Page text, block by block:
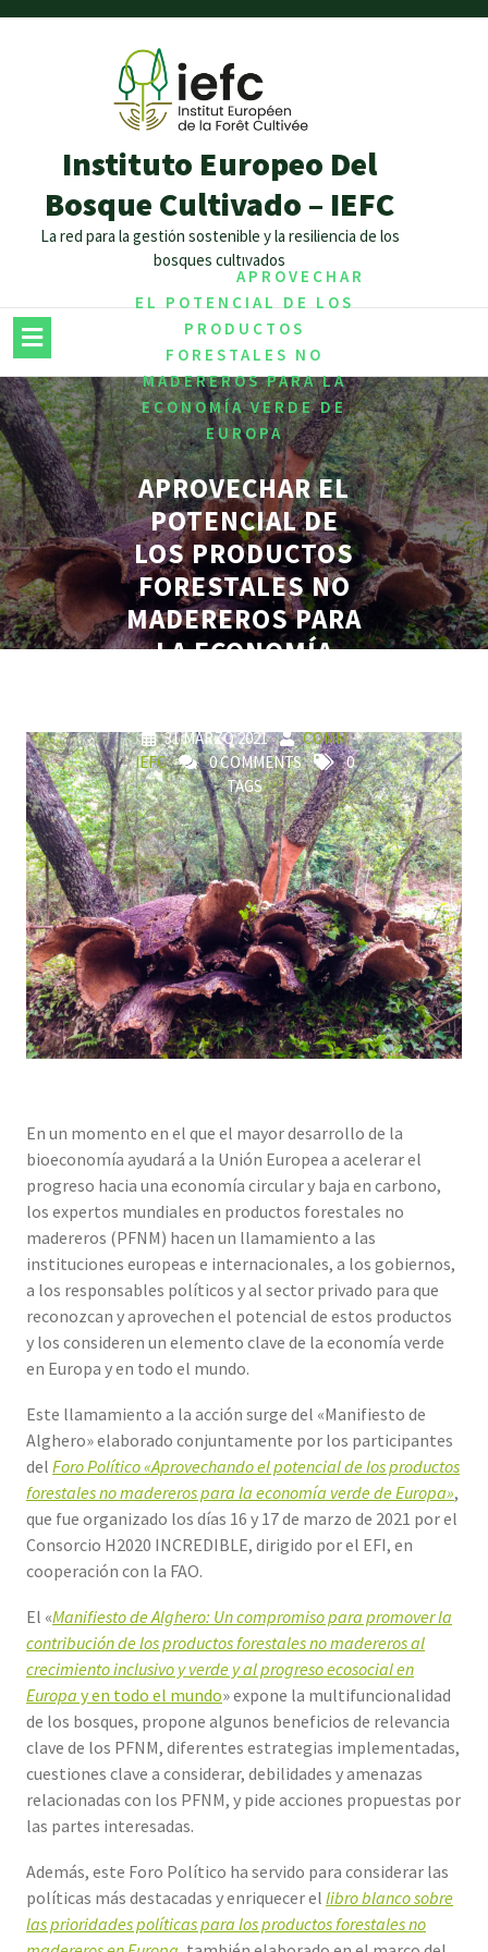
Instituto Europeo Del
Bosque Cultivado – IEFC
La red para la gestión sostenible y la resiliencia de los
bosques cultivados
HOME / ,
NON WOOD
PRODUCTS
APROVECHAR
EL POTENCIAL DE LOS
PRODUCTOS
FORESTALES NO
MADEREROS PARA LA
ECONOMÍA VERDE DE
EUROPA
APROVECHAR EL
POTENCIAL DE
LOS PRODUCTOS
FORESTALES NO
MADEREROS PARA
LA ECONOMÍA
31 MARZO 2021
COMM
IEFC
0 COMMENTS
0
TAGS
En un momento en el que el mayor desarrollo de la
bioeconomía ayudará a la Unión Europea a acelerar el
progreso hacia una economía circular y baja en carbono,
los expertos mundiales en productos forestales no
madereros (PFNM) hacen un llamamiento a las
instituciones europeas e internacionales, a los gobiernos,
a los responsables políticos y al sector privado para que
reconozcan y aprovechen el potencial de estos productos
y los consideren un elemento clave de la economía verde
en Europa y en todo el mundo.
Este llamamiento a la acción surge del «Manifiesto de
Alghero» elaborado conjuntamente por los participantes
del Foro Político «Aprovechando el potencial de los productos
forestales no madereros para la economía verde de Europa»,
que fue organizado los días 16 y 17 de marzo de 2021 por el
Consorcio H2020 INCREDIBLE, dirigido por el EFI, en
cooperación con la FAO.
El «Manifiesto de Alghero: Un compromiso para promover la
contribución de los productos forestales no madereros al
crecimiento inclusivo y verde y al progreso ecosocial en
Europa y en todo el mundo» expone la multifuncionalidad
de los bosques, propone algunos beneficios de relevancia
clave de los PFNM, diferentes estrategias implementadas,
cuestiones clave a considerar, debilidades y amenazas
relacionadas con los PFNM, y pide acciones propuestas por
las partes interesadas.
Además, este Foro Político ha servido para considerar las
políticas más destacadas y enriquecer el libro blanco sobre
las prioridades políticas para los productos forestales no